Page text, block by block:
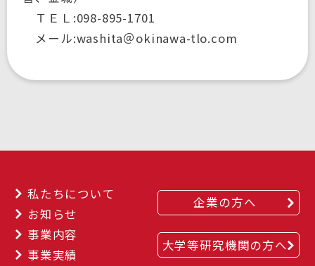
ＴＥＬ:098-895-1701
メール:washita＠okinawa-tlo.com
私たちについて
お知らせ
事業内容
事業実績
企業の方へ
大学等研究機関の方へ